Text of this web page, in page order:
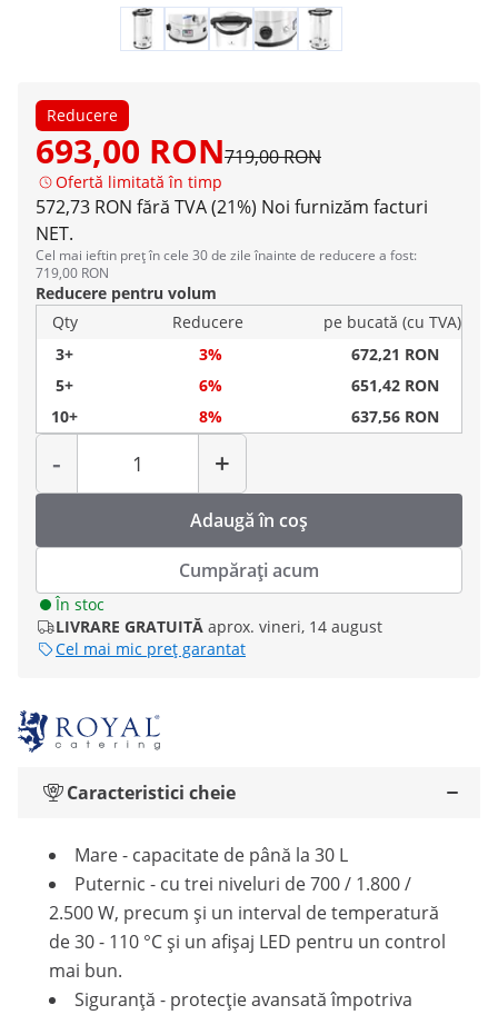
Reducere
693,00 RON719,00 RON
Ofertă limitată în timp
572,73 RON fără TVA (21%) Noi furnizăm facturi
NET.
Cel mai ieftin preț în cele 30 de zile înainte de reducere a fost:
719,00 RON
Reducere pentru volum
Qty
Reducere
pe bucată (cu TVA)
3+
3%
672,21 RON
5+
6%
651,42 RON
10+
8% 637,56 RON
-
Cantitate
+
Adaugă în coș
Cumpărați acum
În stoc
LIVRARE GRATUITĂ aprox. vineri, 14 august
Cel mai mic preț garantat
Caracteristici cheie
Mare - capacitate de până la 30 L
Puternic - cu trei niveluri de 700 / 1.800 /
2.500 W, precum și un interval de temperatură
de 30 - 110 °C și un afișaj LED pentru un control
mai bun.
Siguranță - protecție avansată împotriva